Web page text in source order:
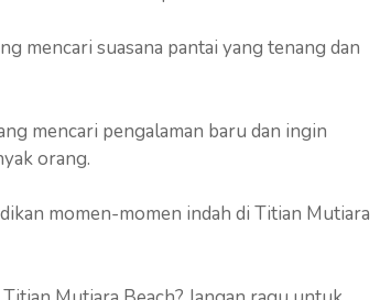
mencari suasana pantai yang tenang dan
mencari pengalaman baru dan ingin
orang.
momen-momen indah di Titian Mutiara